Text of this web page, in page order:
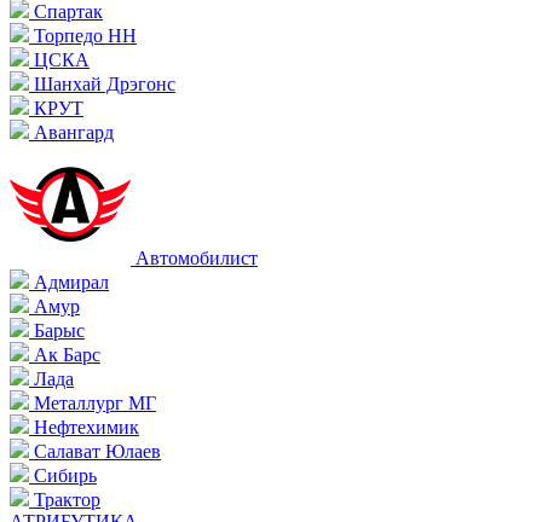
Спартак
Торпедо НН
ЦСКА
Шанхай Дрэгонс
КРУТ
Авангард
Автомобилист
Адмирал
Амур
Барыс
Ак Барс
Лада
Металлург МГ
Нефтехимик
Салават Юлаев
Сибирь
Трактор